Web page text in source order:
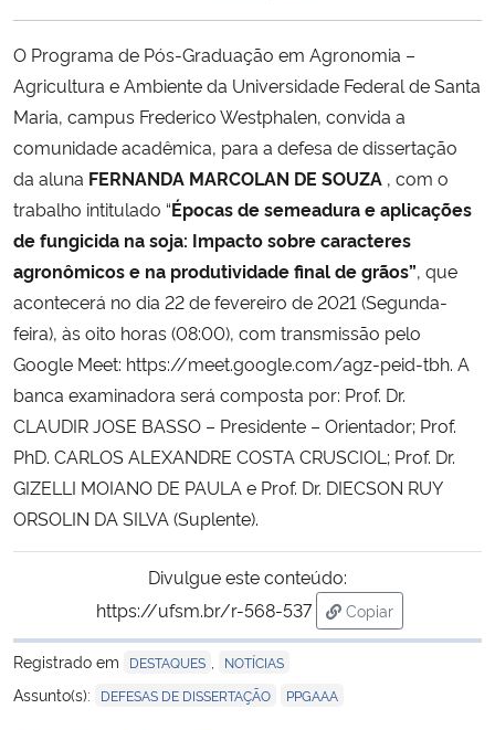
Ministério da Mulher, da Família e dos Direitos Humanos
Secretaria-Geral
Secretaria de Governo
Gabinete de Segurança Institucional
Advocacia-Geral da União
Banco Central do Brasil
Planalto
O Programa de Pós-Graduação em Agronomia –
Agricultura e Ambiente da Universidade Federal de Santa
Maria, campus Frederico Westphalen, convida a
comunidade acadêmica, para a defesa de dissertação
da aluna FERNANDA MARCOLAN DE SOUZA , com o
trabalho intitulado “Épocas de semeadura e aplicações
de fungicida na soja: Impacto sobre caracteres
agronômicos e na produtividade final de grãos”, que
acontecerá no dia 22 de fevereiro de 2021 (Segunda-
feira), às oito horas (08:00), com transmissão pelo
Google Meet: https://meet.google.com/agz-peid-tbh. A
banca examinadora será composta por: Prof. Dr.
CLAUDIR JOSE BASSO – Presidente – Orientador; Prof.
PhD. CARLOS ALEXANDRE COSTA CRUSCIOL; Prof. Dr.
GIZELLI MOIANO DE PAULA e Prof. Dr. DIECSON RUY
ORSOLIN DA SILVA (Suplente).
Divulgue este conteúdo:
https://ufsm.br/r-568-537
Copiar
para área de
Registrado em
DESTAQUES NOTÍCIAS
Assunto(s): DEFESAS DE DISSERTAÇÃO PPGAAA